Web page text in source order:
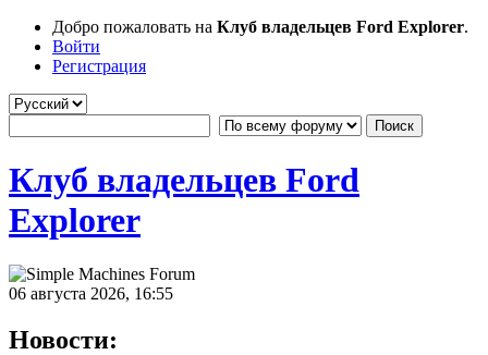
Добро пожаловать на Клуб владельцев Ford Explorer.
Войти
Регистрация
Клуб владельцев Ford
Explorer
06 августа 2026, 16:55
Новости: